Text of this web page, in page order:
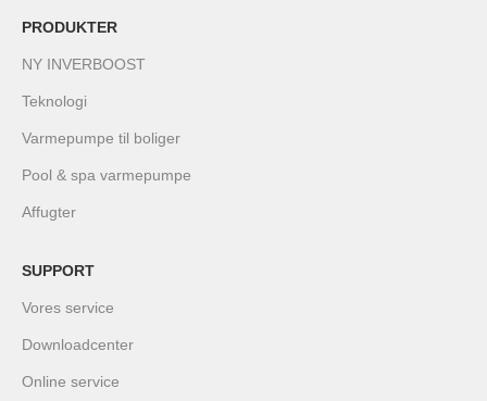
PRODUKTER
NY INVERBOOST
Teknologi
Varmepumpe til boliger
Pool & spa varmepumpe
Affugter
SUPPORT
Vores service
Downloadcenter
Online service